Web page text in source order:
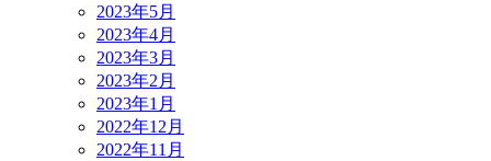
2023年5月
2023年4月
2023年3月
2023年2月
2023年1月
2022年12月
2022年11月